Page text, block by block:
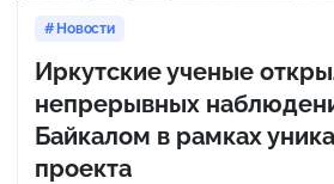
Новости
Иркутские ученые
непрерывных
Байкалом в рамках
проекта